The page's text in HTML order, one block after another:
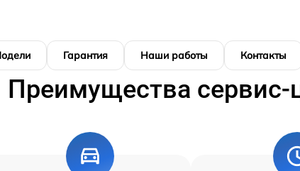
Гарантия Наши работы Контакты
Преимущества сервис-